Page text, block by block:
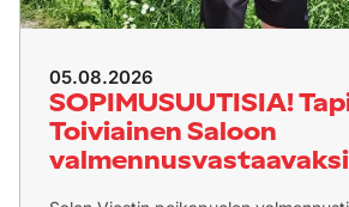
05.08.2026
SOPIMUSUUTISIA!
Toiviainen Saloon
valmennusvastaavaksi